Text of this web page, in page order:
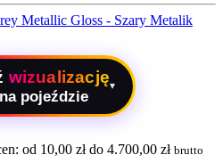
wizualizację
na pojeździe
▾
od 10,00 zł do 4.700,00 zł brutto